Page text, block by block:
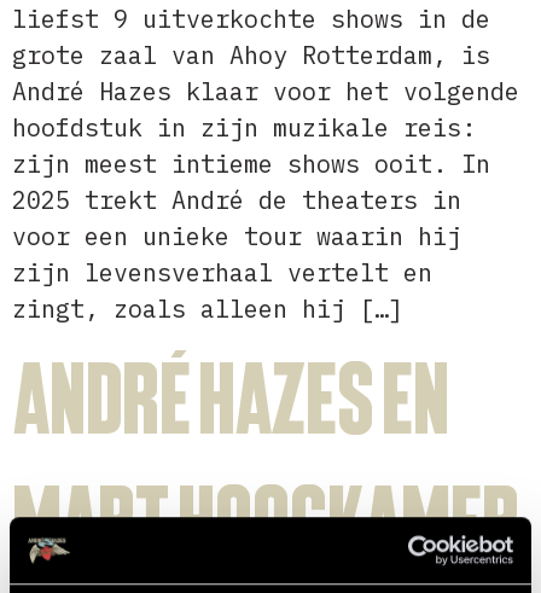
liefst 9 uitverkochte shows in de
grote zaal van Ahoy Rotterdam, is
André Hazes klaar voor het volgende
hoofdstuk in zijn muzikale reis:
zijn meest intieme shows ooit. In
2025 trekt André de theaters in
voor een unieke tour waarin hij
zijn levensverhaal vertelt en
zingt, zoals alleen hij […]
André Hazes en
Mart Hoogkamer